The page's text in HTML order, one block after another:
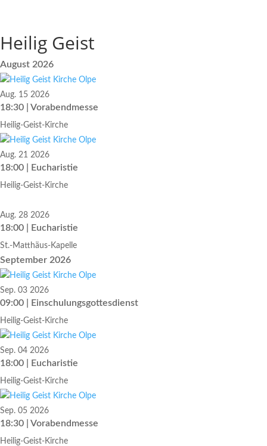
Heilig Geist
August 2026
Aug. 15 2026
18:30 | Vorabendmesse
Heilig-Geist-Kirche
Aug. 21 2026
18:00 | Eucharistie
Heilig-Geist-Kirche
Aug. 28 2026
18:00 | Eucharistie
St.-Matthäus-Kapelle
September 2026
Sep. 03 2026
09:00 | Einschulungsgottesdienst
Heilig-Geist-Kirche
Sep. 04 2026
18:00 | Eucharistie
Heilig-Geist-Kirche
Sep. 05 2026
18:30 | Vorabendmesse
Heilig-Geist-Kirche